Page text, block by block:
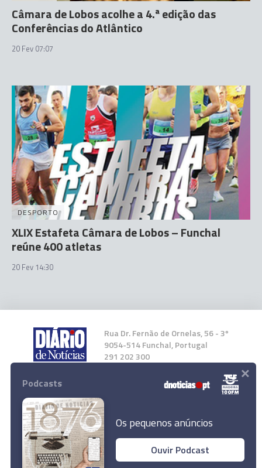
Câmara de Lobos acolhe a 4.ª edição das
Conferências do Atlântico
20 Fev 07:07
DESPORTO
XLIX Estafeta Câmara de Lobos – Funchal
reúne 400 atletas
20 Fev 14:30
Rua Dr. Fernão de Ornelas, 56 - 3º
9054-514 Funchal, Portugal
291 202 300
Instale a nossa App
© 2026 Empresa Diário de Notícias, Lda.
Podcasts
Os pequenos anúncios
Ouvir Podcast
×